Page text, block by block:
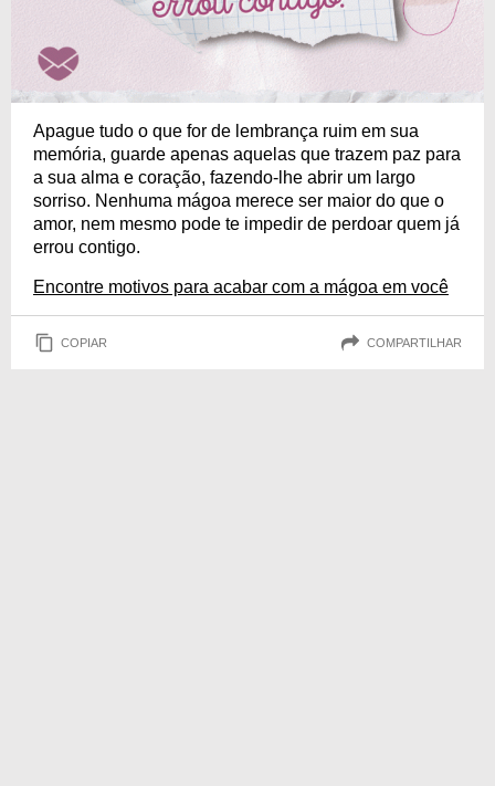
Apague tudo o que for de lembrança ruim em sua
memória, guarde apenas aquelas que trazem paz para
a sua alma e coração, fazendo-lhe abrir um largo
sorriso. Nenhuma mágoa merece ser maior do que o
amor, nem mesmo pode te impedir de perdoar quem já
errou contigo.
Encontre motivos para acabar com a mágoa em você
COPIAR COMPARTILHAR